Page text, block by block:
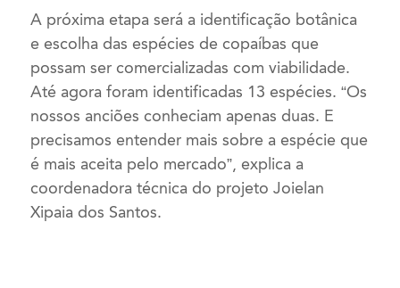
A próxima etapa será a identificação botânica
e escolha das espécies de copaíbas que
possam ser comercializadas com viabilidade.
Até agora foram identificadas 13 espécies. “Os
nossos anciões conheciam apenas duas. E
precisamos entender mais sobre a espécie que
é mais aceita pelo mercado”, explica a
coordenadora técnica do projeto Joielan
Xipaia dos Santos.